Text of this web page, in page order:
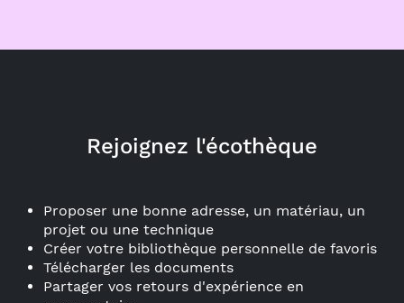
Rejoignez l'écothèque
Proposer une bonne adresse, un matériau, un
projet ou une technique
Créer votre bibliothèque personnelle de favoris
Télécharger les documents
Partager vos retours d'expérience en